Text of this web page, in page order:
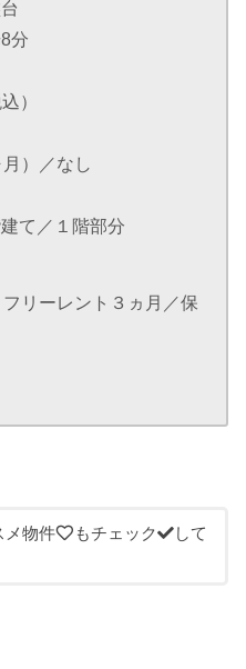
分
）
）／なし
て／１階部分
リーレント３ヵ月／保
メ物件 もチェック
して